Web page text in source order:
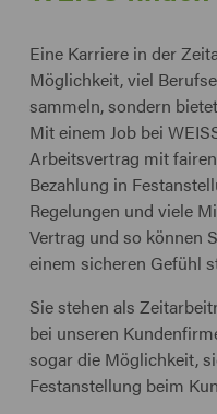
Eine Karriere in der
Möglichkeit, viel
sammeln, sondern
Mit einem Job bei
Arbeitsvertrag mit
Bezahlung in
Regelungen und viele
Vertrag und so können
einem sicheren Gefühl
Sie stehen als
bei unseren
sogar die Möglichkeit,
Festanstellung beim